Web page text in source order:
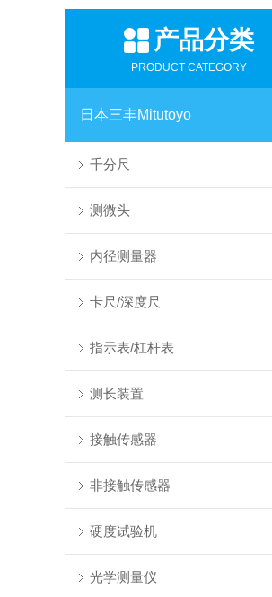
产品分类
PRODUCT CATEGORY
日本三丰Mitutoyo
千分尺
测微头
内径测量器
卡尺/深度尺
指示表/杠杆表
测长装置
接触传感器
非接触传感器
硬度试验机
光学测量仪